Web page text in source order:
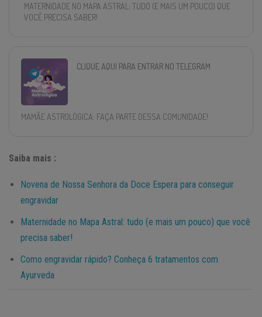
MATERNIDADE NO MAPA ASTRAL: TUDO (E MAIS UM POUCO) QUE
VOCÊ PRECISA SABER!
CLIQUE AQUI PARA ENTRAR NO TELEGRAM
MAMÃE ASTROLÓGICA: FAÇA PARTE DESSA COMUNIDADE!
Saiba mais :
Novena de Nossa Senhora da Doce Espera para conseguir
engravidar
Maternidade no Mapa Astral: tudo (e mais um pouco) que você
precisa saber!
Como engravidar rápido? Conheça 6 tratamentos com
Ayurveda